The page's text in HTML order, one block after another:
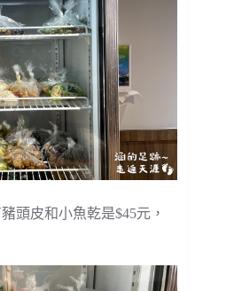
頭皮和小魚乾是$45元，